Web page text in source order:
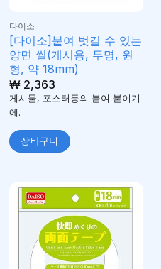
다이소
[다이소]붙여 벗길 수 있는
양면 씰(게시용, 투명, 원
형, 약 18mm)
₩2,363
게시물, 포스터등의 붙여 붙이기
에.
장바구니